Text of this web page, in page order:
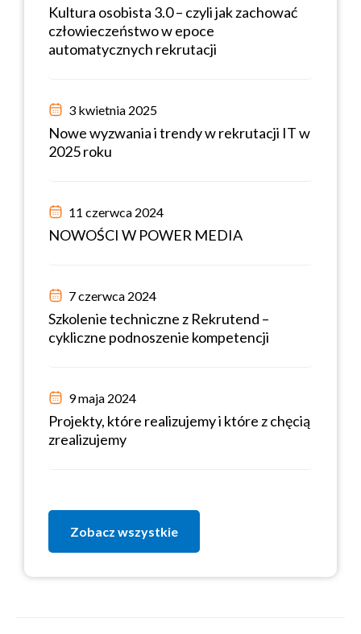
Kultura osobista 3.0 – czyli jak zachować
człowieczeństwo w epoce
automatycznych rekrutacji
3 kwietnia 2025
Nowe wyzwania i trendy w rekrutacji IT w
2025 roku
11 czerwca 2024
NOWOŚCI W POWER MEDIA
7 czerwca 2024
Szkolenie techniczne z Rekrutend –
cykliczne podnoszenie kompetencji
9 maja 2024
Projekty, które realizujemy i które z chęcią
zrealizujemy
Zobacz wszystkie